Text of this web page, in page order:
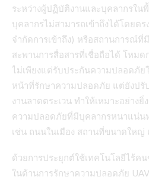
ระหว่างผู้ปฏิบัติงานและบุคลากรใน
บุคลากรไม่สามารถเข้าถึงได้โดยต
จำกัดการเข้าถึง) หรือสถานการณ์ที่
สะพานการสื่อสารที่เชื่อถือได้ โหม
ไม่เพียงแต่รับประกันความปลอดภัย
หน้าที่รักษาความปลอดภัย แต่ยังปรั
งานลาดตระเวน ทำให้เหมาะอย่าง
ความปลอดภัยที่มีบุคลากรหนาแน่
เช่น ถนนในเมือง สถานที่ขนาดให
ด้วยการประยุกต์ใช้เทคโนโลยีไร้ค
ในด้านการรักษาความปลอดภัย